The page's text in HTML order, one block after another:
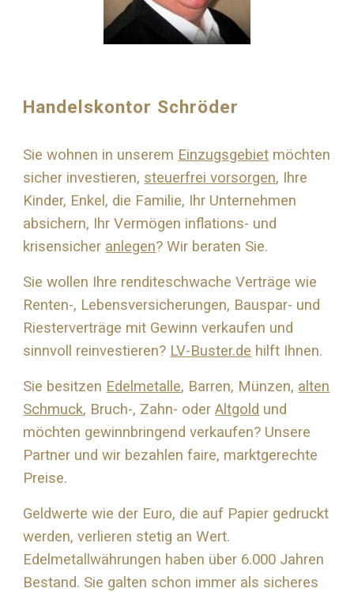
Handelskontor Schröder
Sie wohnen in unserem Einzugsgebiet möchten
sicher investieren, steuerfrei vorsorgen, Ihre
Kinder, Enkel, die Familie, Ihr Unternehmen
absichern, Ihr Vermögen inflations- und
krisensicher anlegen? Wir beraten Sie.
Sie wollen Ihre renditeschwache Verträge wie
Renten-, Lebensversicherungen, Bauspar- und
Riesterverträge mit Gewinn verkaufen und
sinnvoll reinvestieren? LV-Buster.de hilft Ihnen.
Sie besitzen Edelmetalle, Barren, Münzen, alten
Schmuck, Bruch-, Zahn- oderAltgold und
möchten gewinnbringend verkaufen? Unsere
Partner und wir bezahlen faire, marktgerechte
Preise.
Geldwerte wie der Euro, die auf Papier gedruckt
werden, verlieren stetig an Wert.
Edelmetallwährungen haben über 6.000 Jahren
Bestand. Sie galten schon immer als sicheres